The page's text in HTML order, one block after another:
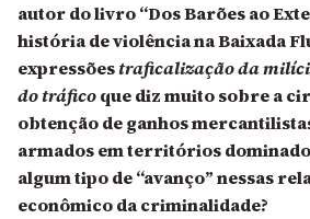
autor do livro “Dos Barões ao
história de violência na Baixada
expressõestraficalização da
do tráficoque diz muito sobre a
obtenção de ganhos
armados em territórios
algum tipo de “avanço” nessas
econômico da criminalidade?